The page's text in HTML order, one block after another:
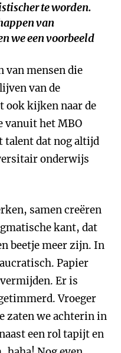
te worden.
van
we een voorbeeld
van mensen die
van de
ook kijken naar de
vanuit het MBO
talent dat nog altijd
onderwijs
samen creëren
kant, dat
beetje meer zijn. In
Papier
Er is
Vroeger
zaten we achterin in
een rol tapijt en